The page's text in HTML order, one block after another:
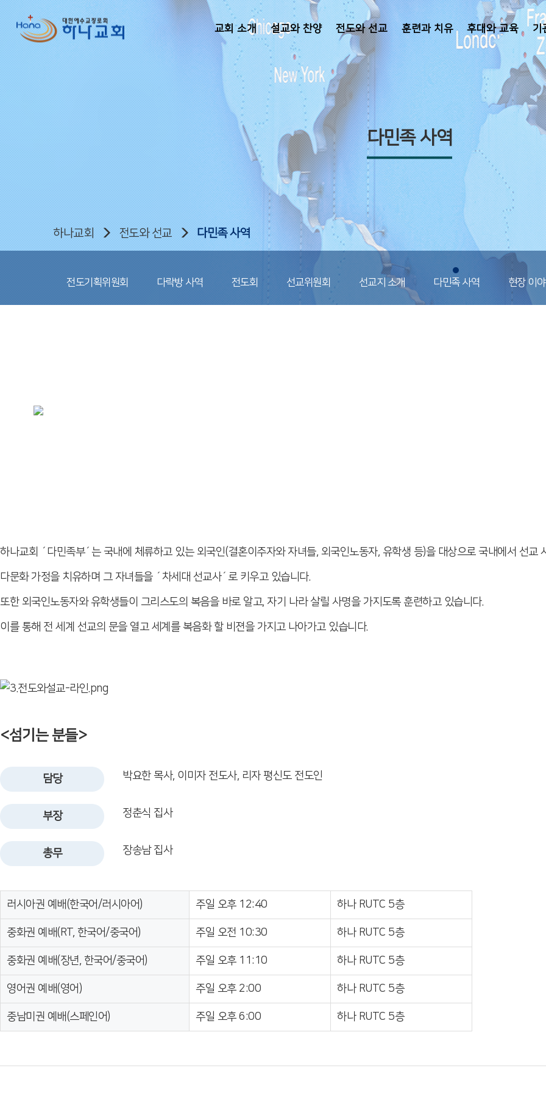
교회 소개 설교와 찬양 전도와 선교 훈련과 치유 후대와 교육 기
다민족 사역
하나교회 전도와 선교 다민족 사역
전도기획위원회 다락방 사역 전도회 선교위원회 선교지 소개 다민족 사역 현장 이
하나교회 ´다민족부´는 국내에 체류하고 있는 외국인(결혼이주자와 자녀들, 외국인노동자, 유학생 등)을 대상으로 국내에서 선교
다문화 가정을 치유하며 그 자녀들을 ´차세대 선교사´로 키우고 있습니다.
또한 외국인노동자와 유학생들이 그리스도의 복음을 바로 알고, 자기 나라 살릴 사명을 가지도록 훈련하고 있습니다.
이를 통해 전 세계 선교의 문을 열고 세계를 복음화 할 비젼을 가지고 나아가고 있습니다.
<섬기는 분들>
담당 박요한 목사, 이미자 전도사, 리자 평신도 전도인
부장 정춘식 집사
총무 장송남 집사
러시아권 예배(한국어/러시아어) 주일 오후 12:40 하나 RUTC 5층
중화권 예배(RT, 한국어/중국어) 주일 오전 10:30 하나 RUTC 5층
중화권 예배(장년, 한국어/중국어) 주일 오후 11:10 하나 RUTC 5층
영어권 예배(영어) 주일 오후 2:00 하나 RUTC 5층
중남미권 예배(스페인어) 주일 오후 6:00 하나 RUTC 5층